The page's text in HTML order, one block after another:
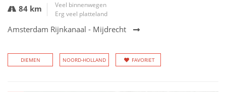
84 km
Veel binnenwegen
Erg veel platteland
Amsterdam Rijnkanaal - Mijdrecht
DIEMEN NOORD-HOLLAND FAVORIET